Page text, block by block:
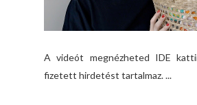
A videót megnézheted IDE
fizetett hirdetést tartalmaz. ...